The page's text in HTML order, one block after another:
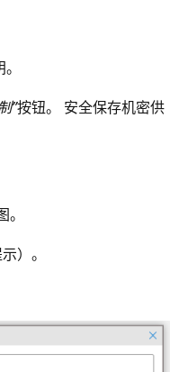
”按钮。 安全保存机密供
）。